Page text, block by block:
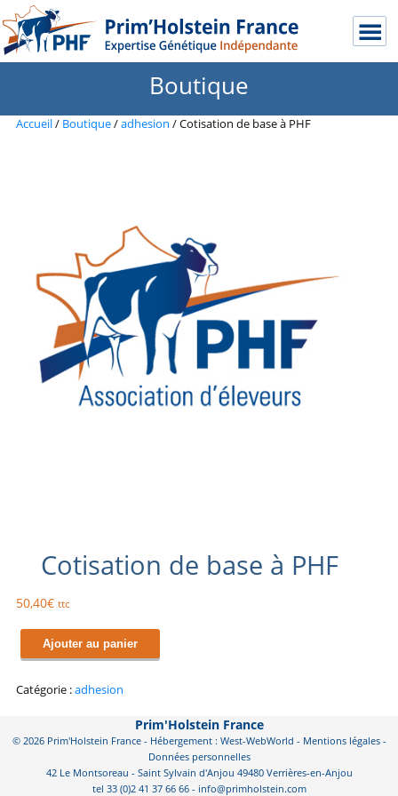
Boutique
Accueil/ Boutique/adhesion / Cotisation de base à PHF
Cotisation de base à PHF
50,40€ ttc
quantité
de
de
PHF
Ajouter au panier
Catégorie :adhesion
Prim'Holstein France
© 2026 Prim'Holstein France - Hébergement : West-WebWorld - Mentions légales-
Données personnelles
42 Le Montsoreau - Saint Sylvain d'Anjou 49480 Verrières-en-Anjou
tel 33 (0)2 41 37 66 66 - info@primholstein.com